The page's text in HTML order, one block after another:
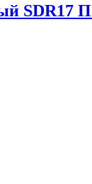
SDR17